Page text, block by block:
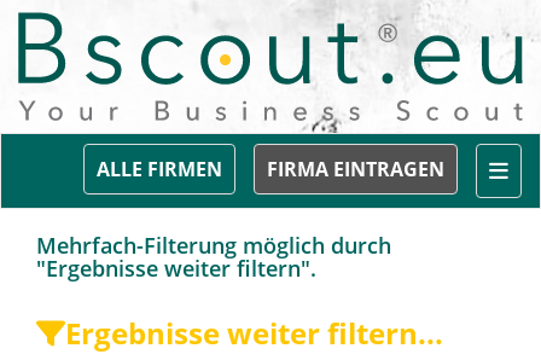
FIRMA EINTRAGEN
ALLE FIRMEN
Mehrfach-Filterung möglich durch
"Ergebnisse weiter filtern".
Ergebnisse weiter filtern...